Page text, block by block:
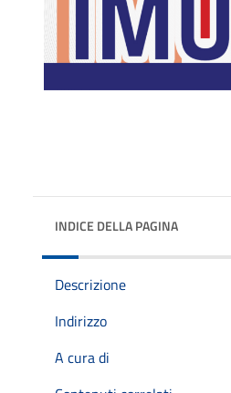
INDICE DELLA PAGINA
Descrizione
Indirizzo
A cura di